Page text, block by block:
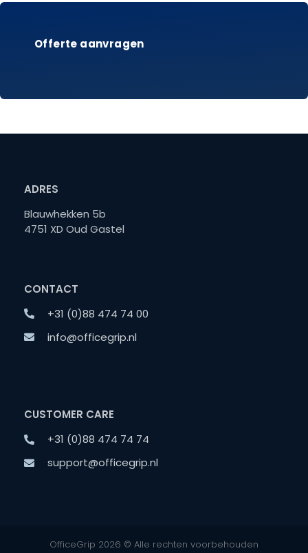
Offerte aanvragen
ADRES
Blauwhekken 5b
4751 XD Oud Gastel
CONTACT
+31 (0)88 474 74 00
info@officegrip.nl
CUSTOMER CARE
+31 (0)88 474 74 74
support@officegrip.nl
OfficeGrip 2026 © Alle rechten voorbehouden